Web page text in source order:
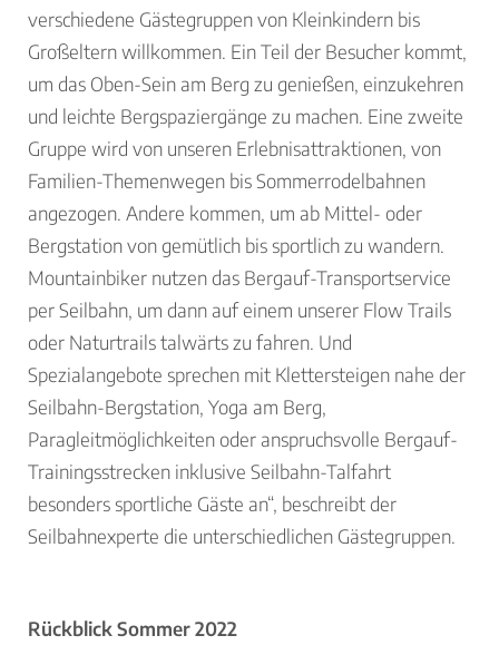
verschiedene Gästegruppen von Kleinkindern bis
Großeltern willkommen. Ein Teil der Besucher kommt,
um das Oben-Sein am Berg zu genießen, einzukehren
und leichte Bergspaziergänge zu machen. Eine zweite
Gruppe wird von unseren Erlebnisattraktionen, von
Familien-Themenwegen bis Sommerrodelbahnen
angezogen. Andere kommen, um ab Mittel- oder
Bergstation von gemütlich bis sportlich zu wandern.
Mountainbiker nutzen das Bergauf-Transportservice
per Seilbahn, um dann auf einem unserer Flow Trails
oder Naturtrails talwärts zu fahren. Und
Spezialangebote sprechen mit Klettersteigen nahe der
Seilbahn-Bergstation, Yoga am Berg,
Paragleitmöglichkeiten oder anspruchsvolle Bergauf-
Trainingsstrecken inklusive Seilbahn-Talfahrt
besonders sportliche Gäste an“, beschreibt der
Seilbahnexperte die unterschiedlichen Gästegruppen.
Rückblick Sommer 2022